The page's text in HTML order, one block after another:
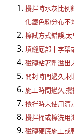
攪拌時水灰比例
化鐵色粉分布不
擦試方式錯誤,
填縫底部十字架
磁磚粘著劑溢出
開封時間過久,
施工時間過久,
攪拌時未使用清
攪拌桶或擦洗用
磁磚硬底施工或